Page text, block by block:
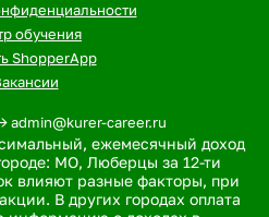
обучения
ShopperApp
admin@kurer-career.ru
ежемесячный доход
МО, Люберцы за 12-ти
влияют разные факторы, при
В других городах оплата